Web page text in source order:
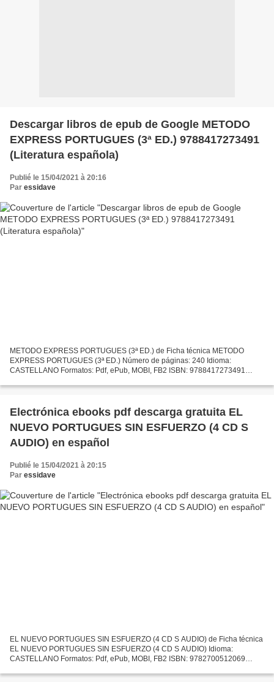
Descargar libros de epub de Google METODO
EXPRESS PORTUGUES (3ª ED.) 9788417273491
(Literatura española)
Publié le 15/04/2021 à 20:16
Par essidave
METODO EXPRESS PORTUGUES (3ª ED.) de Ficha técnica METODO
EXPRESS PORTUGUES (3ª ED.) Número de páginas: 240 Idioma:
CASTELLANO Formatos: Pdf, ePub, MOBI, FB2 ISBN: 9788417273491
Descargar...
Electrónica ebooks pdf descarga gratuita EL
NUEVO PORTUGUES SIN ESFUERZO (4 CD S
AUDIO) en español
Publié le 15/04/2021 à 20:15
Par essidave
EL NUEVO PORTUGUES SIN ESFUERZO (4 CD S AUDIO) de Ficha técnica
EL NUEVO PORTUGUES SIN ESFUERZO (4 CD S AUDIO) Idioma:
CASTELLANO Formatos: Pdf, ePub, MOBI, FB2 ISBN: 9782700512069
Electrónica...